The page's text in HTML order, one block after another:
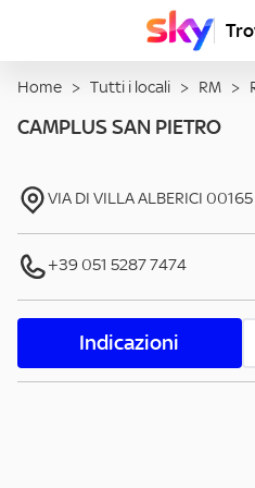
Home > Tutti i locali > RM >
CAMPLUS SAN PIETRO
VIA DI VILLA ALBERICI 00165
+39 051 5287 7474
Indicazioni